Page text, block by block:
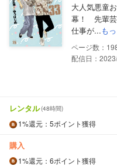
大人気悪童
幕！ 先輩芸
仕事が...も
配信日：
レンタル(48時間)
1%還元 ：5ポイント獲得
購入
1%還元 ：6ポイント獲得